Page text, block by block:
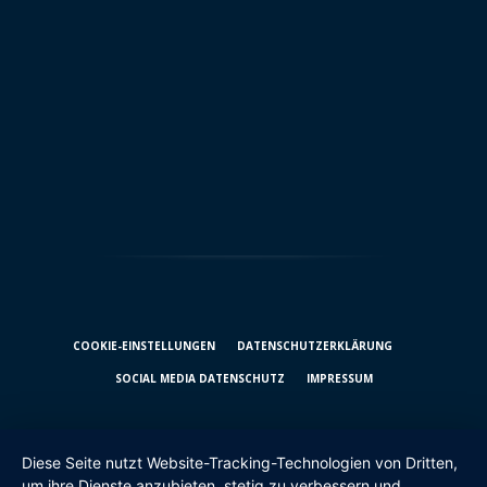
COOKIE-EINSTELLUNGEN DATENSCHUTZ­ERKLÄRUNG
SOCIAL MEDIA DATENSCHUTZ IMPRESSUM
Diese Seite nutzt Website-Tracking-Technologien von Dritten,